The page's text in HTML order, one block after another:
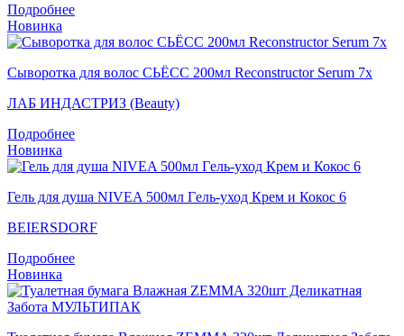
Подробнее
Новинка
Сыворотка для волос СЬЁСС 200мл Reconstructor Serum 7x
ЛАБ ИНДАСТРИЗ (Beauty)
Подробнее
Новинка
Гель для душа NIVEA 500мл Гeль-уход Крем и Кокос 6
BEIERSDORF
Подробнее
Новинка